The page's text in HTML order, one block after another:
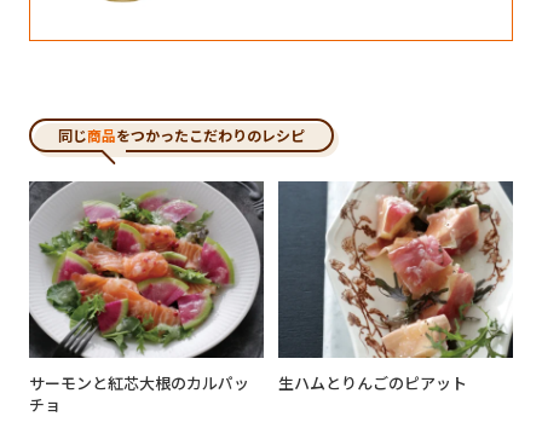
同じ商品をつかったこだわりのレシピ
サーモンと紅芯大根のカルパッ
チョ
生ハムとりんごのピアット